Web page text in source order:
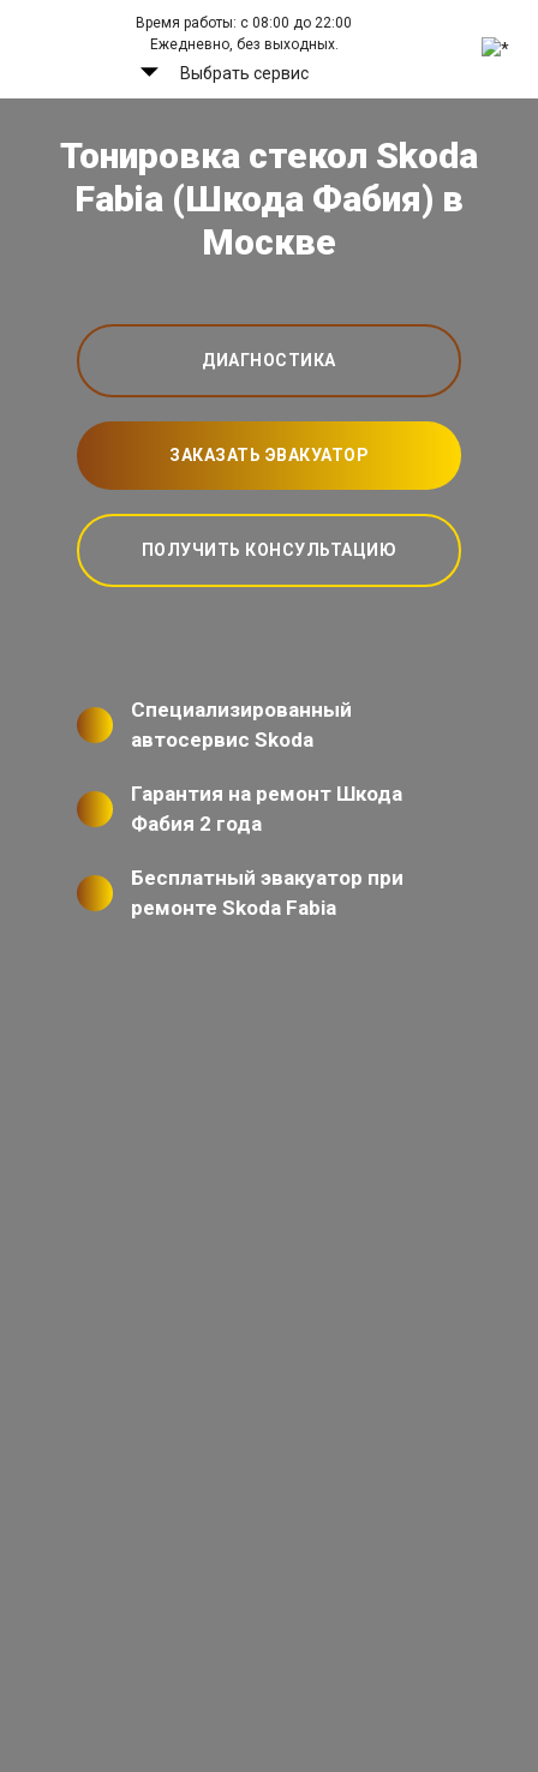
Время работы: с 08:00 до 22:00
Ежедневно, без выходных.
Выбрать сервис
Тонировка стекол Skoda
Fabia (Шкода Фабия) в
Москве
ДИАГНОСТИКА
ЗАКАЗАТЬ ЭВАКУАТОР
ПОЛУЧИТЬ КОНСУЛЬТАЦИЮ
Специализированный
автосервис Skoda
Гарантия на ремонт Шкода
Фабия 2 года
Бесплатный эвакуатор при
ремонте Skoda Fabia